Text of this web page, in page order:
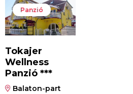
Panzió
Tokajer
Wellness
Panzió ***
Balaton-part